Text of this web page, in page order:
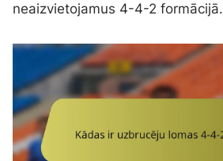
neaizvietojamus 4-4-2 formācijā.